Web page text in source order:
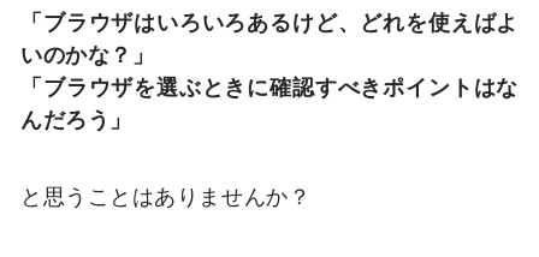
「ブラウザはいろいろあるけど、どれを使えばよ
いのかな？」
「ブラウザを選ぶときに確認すべきポイントはな
んだろう」
と思うことはありませんか？